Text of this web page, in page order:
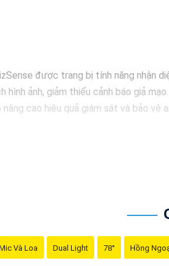
được trang bị tính năng nhận
hình ảnh, giảm thiểu cảnh báo giả
cao hiệu quả giám sát và bảo vệ
Và Loa Dual Light 78° Hồng